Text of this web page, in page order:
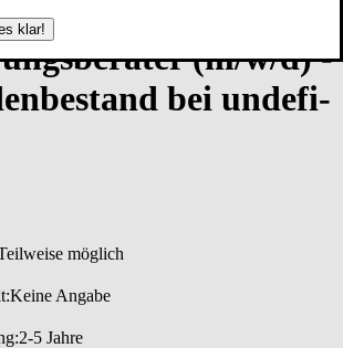
klar!
(m/w/d)
bei un­de­fi­
möglich
Keine Angabe
2-5 Jahre